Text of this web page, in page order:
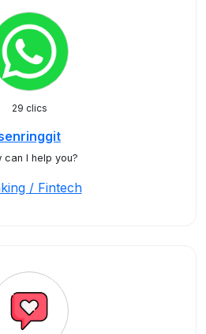
29 clics
can I help you?
/ Fintech